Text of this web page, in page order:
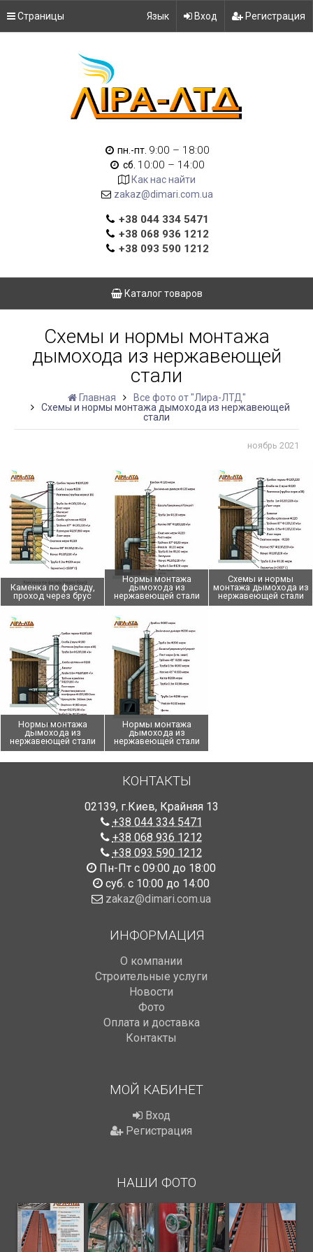
Страницы Язык Вход Регистрация
пн.-пт. 9:00 – 18:00
сб. 10:00 – 14:00
Как нас найти
zakaz@dimari.com.ua
+38 044 334 5471
+38 068 936 1212
+38 093 590 1212
Каталог товаров
Схемы и нормы монтажа
дымохода из нержавеющей
стали
Главная
Все фото от "Лира-ЛТД"
Схемы и нормы монтажа дымохода из нержавеющей
стали
ноябрь 2021
Каменка по фасаду,
проход через брус
Нормы монтажа
дымохода из
нержавеющей стали
Схемы и нормы
монтажа дымохода из
нержавеющей стали
Нормы монтажа
дымохода из
нержавеющей стали
Нормы монтажа
дымохода из
нержавеющей стали
КОНТАКТЫ
02139, г.Киев, Крайняя 13
+38 044 334 5471
+38 068 936 1212
+38 093 590 1212
Пн-Пт с 09:00 до 18:00
суб. с 10:00 до 14:00
zakaz@dimari.com.ua
ИНФОРМАЦИЯ
О компании
Строительные услуги
Новости
Фото
Оплата и доставка
Контакты
МОЙ КАБИНЕТ
Вход
Регистрация
НАШИ ФОТО